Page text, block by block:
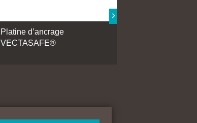
Platine d’ancrage
VECTASAFE®